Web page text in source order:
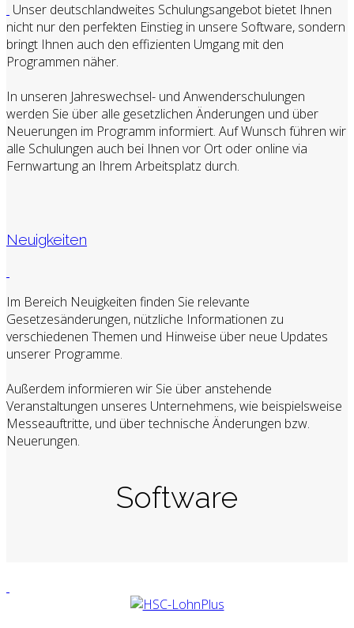
Unser deutschlandweites Schulungsangebot bietet Ihnen
nicht nur den perfekten Einstieg in unsere Software, sondern
bringt Ihnen auch den effizienten Umgang mit den
Programmen näher.
In unseren Jahreswechsel- und Anwenderschulungen
werden Sie über alle gesetzlichen Änderungen und über
Neuerungen im Programm informiert. Auf Wunsch führen wir
alle Schulungen auch bei Ihnen vor Ort oder online via
Fernwartung an Ihrem Arbeitsplatz durch.
Neuigkeiten
Im Bereich Neuigkeiten finden Sie relevante
Gesetzesänderungen, nützliche Informationen zu
verschiedenen Themen und Hinweise über neue Updates
unserer Programme.
Außerdem informieren wir Sie über anstehende
Veranstaltungen unseres Unternehmens, wie beispielsweise
Messeauftritte, und über technische Änderungen bzw.
Neuerungen.
Software